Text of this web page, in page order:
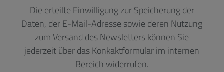
Die erteilte Einwilligung zur Speicherung der
Daten, der E-Mail-Adresse sowie deren Nutzung
zum Versand des Newsletters können Sie
jederzeit über das Konkaktformular im internen
Bereich widerrufen.